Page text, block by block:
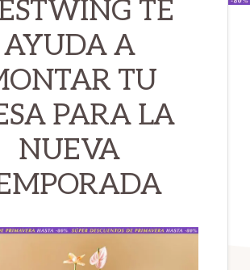
TE
AYUDA A
TU
PARA LA
NUEVA